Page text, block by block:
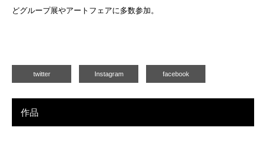
どグループ展やアートフェアに多数参加。
twitter Instagram facebook
作品